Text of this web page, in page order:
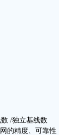
/独立基线数
的精度、可靠性